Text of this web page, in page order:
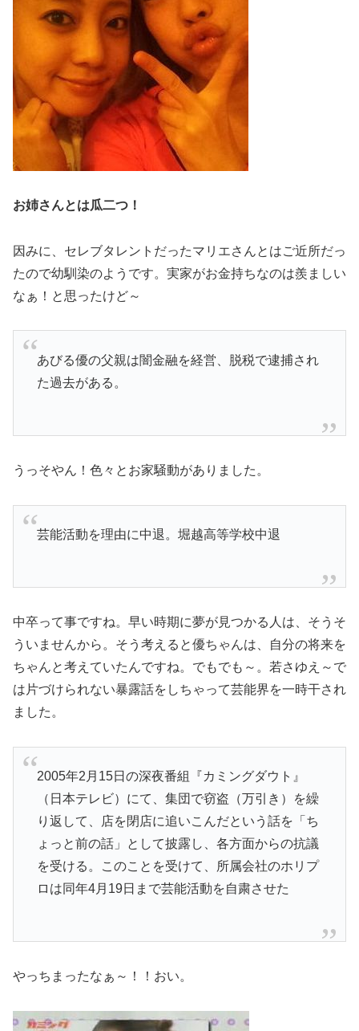
お姉さんとは瓜二つ！
因みに、セレブタレントだったマリエさんとはご近所だっ
たので幼馴染のようです。実家がお金持ちなのは羨ましい
なぁ！と思ったけど～
あびる優の父親は闇金融を経営、脱税で逮捕され
た過去がある。
うっそやん！色々とお家騒動がありました。
芸能活動を理由に中退。堀越高等学校中退
中卒って事ですね。早い時期に夢が見つかる人は、そうそ
ういませんから。そう考えると優ちゃんは、自分の将来を
ちゃんと考えていたんですね。でもでも～。若さゆえ～で
は片づけられない暴露話をしちゃって芸能界を一時干され
ました。
2005年2月15日の深夜番組『カミングダウト』
（日本テレビ）にて、集団で窃盗（万引き）を繰
り返して、店を閉店に追いこんだという話を「ち
ょっと前の話」として披露し、各方面からの抗議
を受ける。このことを受けて、所属会社のホリプ
ロは同年4月19日まで芸能活動を自粛させた
やっちまったなぁ～！！おい。